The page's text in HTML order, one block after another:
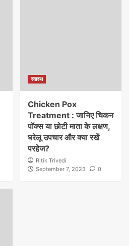
स्वास्थ
Chicken Pox
Treatment : जानिए चिकन
पॉक्स या छोटी माता के लक्षण,
घरेलू उपचार और क्या रखें
परहेज?
Ritik Trivedi
September 7, 2023
0